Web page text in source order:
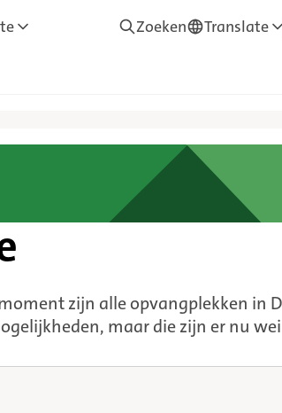
Zoeken Translate
—
zijn alle opvangplekken in
maar die zijn er nu